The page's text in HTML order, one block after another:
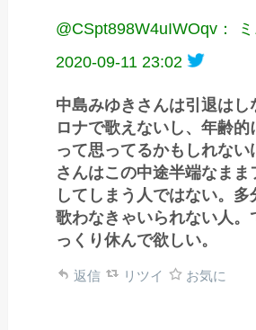
@CSpt898W4uIWOqv：
2020-09-11 23:02
中島みゆきさんは引退はし
ロナで歌えないし、年齢的
って思ってるかもしれない
さんはこの中途半端なまま
してしまう人ではない。
歌わなきゃいられない人。
っくり休んで欲しい。
返信 リツイ お気に